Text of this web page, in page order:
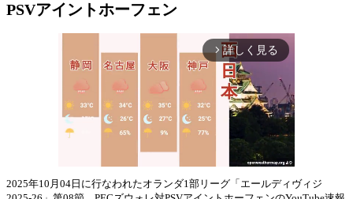
PSVアイントホーフェン
arrow_forward_ios 詳しく見る
2025年10月04日に行なわれたオランダ1部リーグ「エールディヴィジ